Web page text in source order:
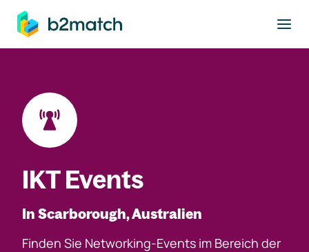
springen
IKT Events
In Scarborough, Australien
Finden Sie Networking-Events im Bereich der